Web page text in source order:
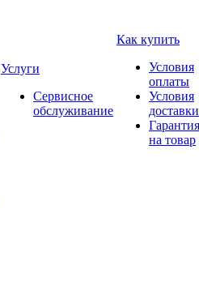
Услуги
Сервисное
обслуживание
Как купить
Условия
оплаты
Условия
доставки
Гарантия
на товар